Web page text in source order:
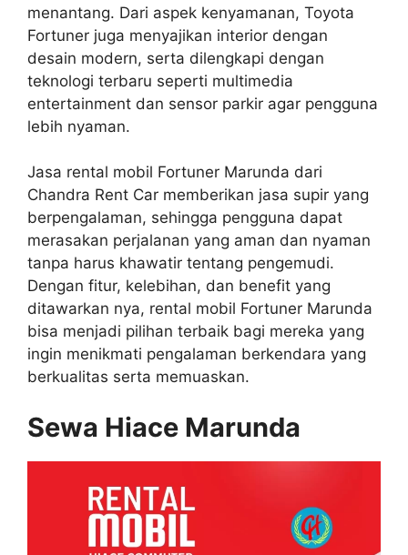
menantang. Dari aspek kenyamanan, Toyota
Fortuner juga menyajikan interior dengan
desain modern, serta dilengkapi dengan
teknologi terbaru seperti multimedia
entertainment dan sensor parkir agar pengguna
lebih nyaman.
Jasa rental mobil Fortuner Marunda dari
Chandra Rent Car memberikan jasa supir yang
berpengalaman, sehingga pengguna dapat
merasakan perjalanan yang aman dan nyaman
tanpa harus khawatir tentang pengemudi.
Dengan fitur, kelebihan, dan benefit yang
ditawarkan nya, rental mobil Fortuner Marunda
bisa menjadi pilihan terbaik bagi mereka yang
ingin menikmati pengalaman berkendara yang
berkualitas serta memuaskan.
Sewa Hiace Marunda